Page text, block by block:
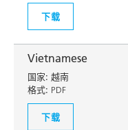
下载
Vietnamese
国家: 越南
格式: PDF
下载